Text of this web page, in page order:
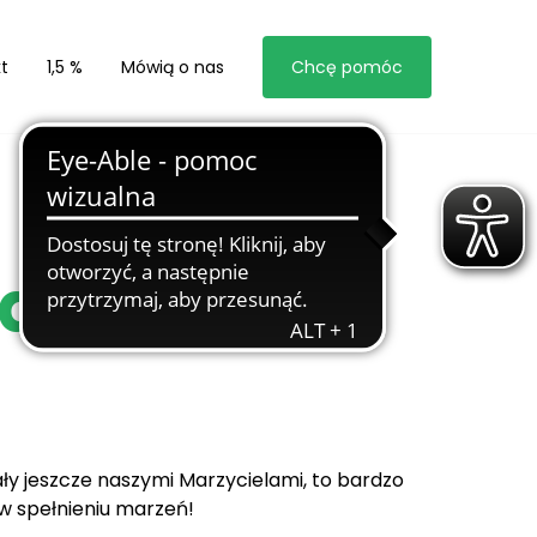
1,5 % Mówią o nas Chcę pomóc
jeszcze naszymi Marzycielami, to bardzo
spełnieniu marzeń!